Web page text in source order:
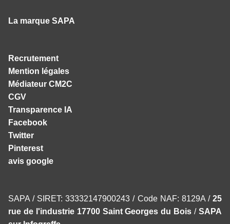
La marque SAPA
Recrutement
Mention légales
Médiateur CM2C
CGV
Transparence IA
Facebook
Twitter
Pinterest
avis google
SAPA / SIRET: 33332147900243 / Code NAF: 8129A / 25
rue de l'industrie 17700 Saint Georges du Bois /SAPA